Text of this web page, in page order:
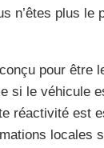
n’êtes plus
pour être
si le véhicule
réactivité est
locales